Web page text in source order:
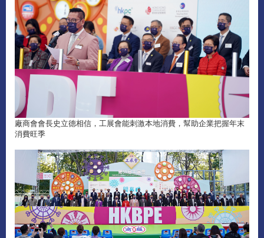
廠商會會長史立德相信，工展會能刺激本地消費，幫助企業把握年末
消費旺季